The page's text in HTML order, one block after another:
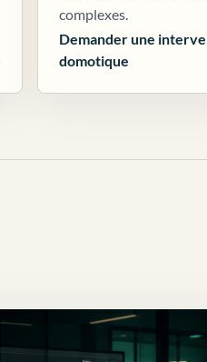
complexes.
Demander une
domotique